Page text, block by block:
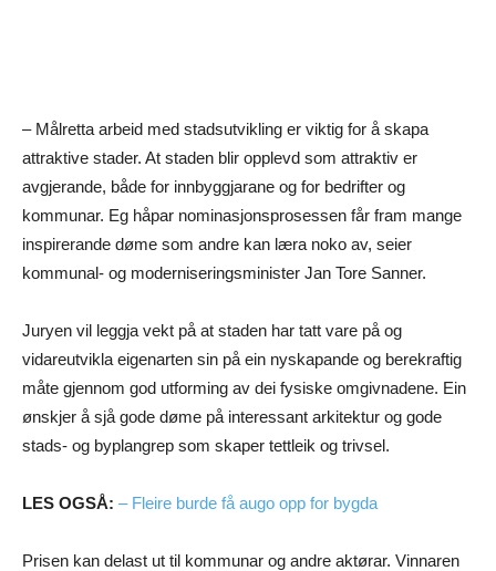
– Målretta arbeid med stadsutvikling er viktig for å skapa
attraktive stader. At staden blir opplevd som attraktiv er
avgjerande, både for innbyggjarane og for bedrifter og
kommunar. Eg håpar nominasjonsprosessen får fram mange
inspirerande døme som andre kan læra noko av, seier
kommunal- og moderniseringsminister Jan Tore Sanner.
Juryen vil leggja vekt på at staden har tatt vare på og
vidareutvikla eigenarten sin på ein nyskapande og berekraftig
måte gjennom god utforming av dei fysiske omgivnadene. Ein
ønskjer å sjå gode døme på interessant arkitektur og gode
stads- og byplangrep som skaper tettleik og trivsel.
LES OGSÅ: – Fleire burde få augo opp for bygda
Prisen kan delast ut til kommunar og andre aktørar. Vinnaren